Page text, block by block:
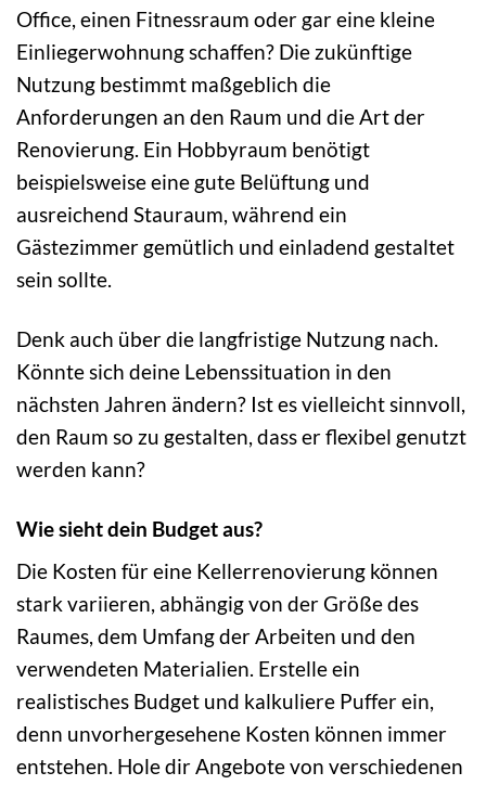
Office, einen Fitnessraum oder gar eine kleine
Einliegerwohnung schaffen? Die zukünftige
Nutzung bestimmt maßgeblich die
Anforderungen an den Raum und die Art der
Renovierung. Ein Hobbyraum benötigt
beispielsweise eine gute Belüftung und
ausreichend Stauraum, während ein
Gästezimmer gemütlich und einladend gestaltet
sein sollte.
Denk auch über die langfristige Nutzung nach.
Könnte sich deine Lebenssituation in den
nächsten Jahren ändern? Ist es vielleicht sinnvoll,
den Raum so zu gestalten, dass er flexibel genutzt
werden kann?
Wie sieht dein Budget aus?
Die Kosten für eine Kellerrenovierung können
stark variieren, abhängig von der Größe des
Raumes, dem Umfang der Arbeiten und den
verwendeten Materialien. Erstelle ein
realistisches Budget und kalkuliere Puffer ein,
denn unvorhergesehene Kosten können immer
entstehen. Hole dir Angebote von verschiedenen